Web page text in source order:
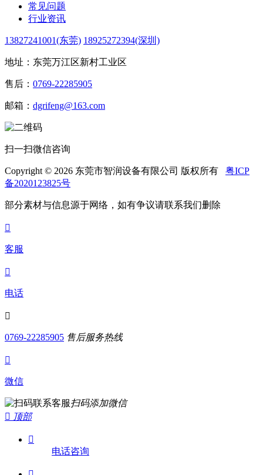
常见问题
行业资讯
13827241001(东莞) 18925272394(深圳)
地址：东莞万江区新村工业区
售后： 0769-22285905
邮箱： dgrifeng@163.com
扫一扫微信咨询
Copyright © 2026 东莞市智润设备有限公司 版权所有 粤ICP
备2020123825号
部分素材与信息源于网络，如有争议请联系我们删除

客服

电话

0769-22285905 售后服务热线

微信
扫码添加微信
 顶部

电话咨询